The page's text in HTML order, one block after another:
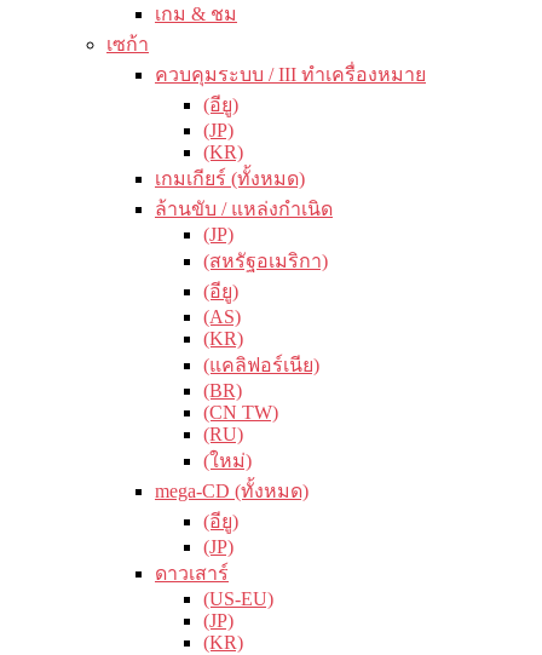
เกม & ชม
เซก้า
ควบคุมระบบ / III ทำเครื่องหมาย
(อียู)
(JP)
(KR)
เกมเกียร์ (ทั้งหมด)
ล้านขับ / แหล่งกำเนิด
(JP)
(สหรัฐอเมริกา)
(อียู)
(AS)
(KR)
(แคลิฟอร์เนีย)
(BR)
(CN TW)
(RU)
(ใหม่)
mega-CD (ทั้งหมด)
(อียู)
(JP)
ดาวเสาร์
(US-EU)
(JP)
(KR)